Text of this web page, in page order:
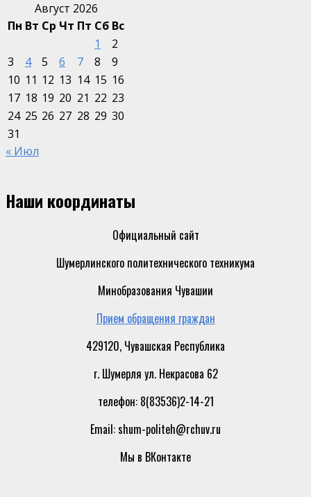
Август 2026
Пн Вт Ср Чт Пт Сб Вс
1
2
3
4 5 6 7 8
9
10 11 12 13 14 15 16
17 18 19 20 21 22 23
24 25 26 27 28 29 30
31
« Июл
Наши координаты
Официальный сайт
Шумерлинского политехнического техникума
Минобразования Чувашии
Прием обращения граждан
429120, Чувашская Республика
г. Шумерля ул. Некрасова 62
телефон: 8(83536)2-14-21
Email: shum-politeh@rchuv.ru
Мы в ВКонтакте